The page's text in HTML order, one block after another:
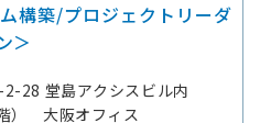
構築/プロジェクトリーダ
＞
28 堂島アクシスビル内
） 大阪オフィス